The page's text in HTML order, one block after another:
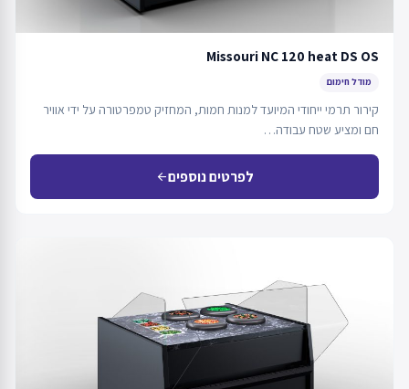
Missouri NC 120 heat DS OS
מודל חימום
קירור תרמי ייחודי המיועד למנות חמות, המחזיק טמפרטורה על ידי אוויר
חם ומציע שטח עבודה…
לפרטים נוספיםarrow_back